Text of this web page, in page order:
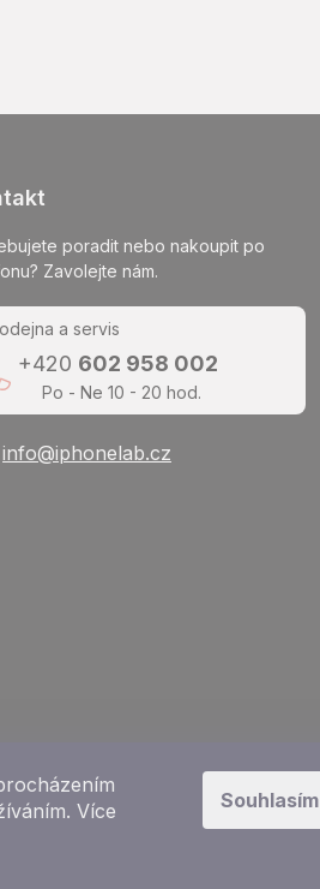
Více
Souhlasím
poradit nebo nakoupit po
Zavolejte nám.
a servis
+420 602 958 002
Po - Ne 10 - 20 hod.
info@iphonelab.cz